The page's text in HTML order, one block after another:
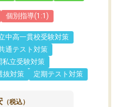
個別指導(1:1)
中高一貫校受験対策
通テスト対策
私立受験対策
抜対策
定期テスト対策
（税込）